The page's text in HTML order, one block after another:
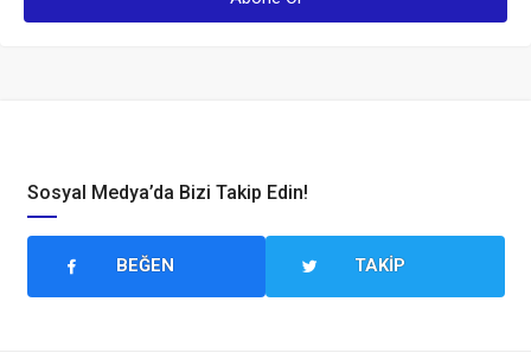
Sosyal Medya’da Bizi Takip Edin!
BEĞEN TAKIP